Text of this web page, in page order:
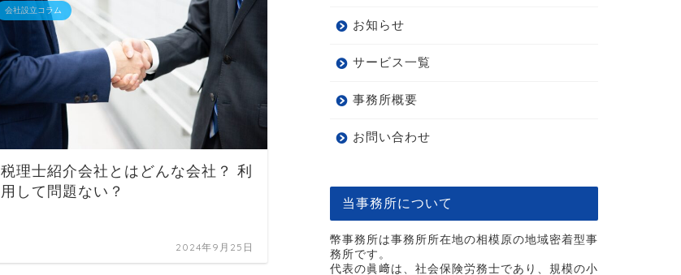
会社設立コラム
税理士紹介会社とはどんな会社？ 利
用して問題ない？
2024年9月25日
お知らせ
サービス一覧
事務所概要
お問い合わせ
当事務所について
幣事務所は事務所所在地の相模原の地域密着型事
務所です。
代表の眞﨑は、社会保険労務士であり、規模の小